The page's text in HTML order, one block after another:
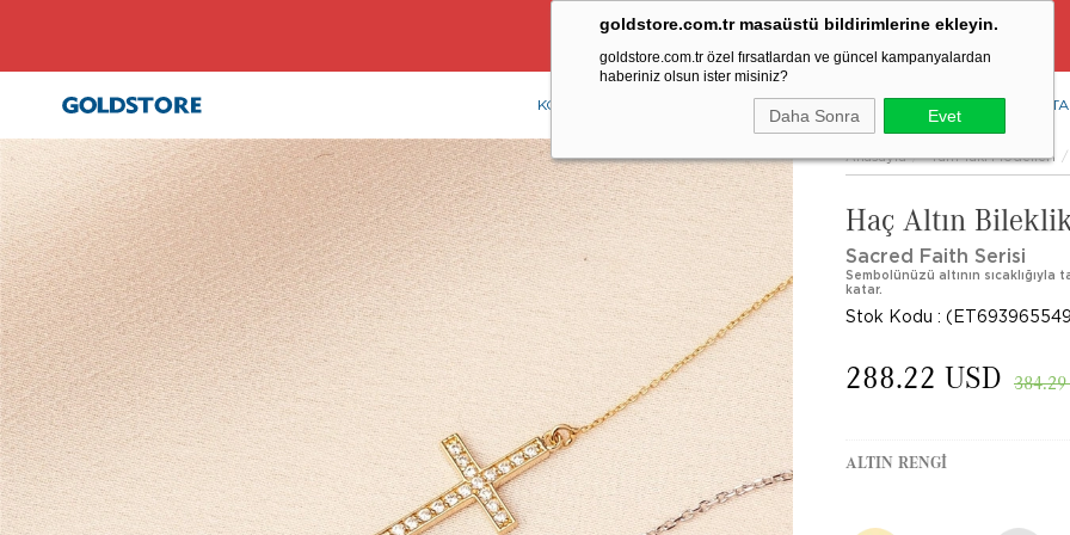
goldstore.com.tr masaüstü bildirimlerine ekleyin.
goldstore.com.tr özel fırsatlardan ve güncel kampanyalardan
haberiniz olsun ister misiniz?
Daha Sonra Evet
Ücretsiz Aynı Gün Kargo Fırsatı
KOLYE BİLEKLİK RENKLİ TAŞLAR PIRLANTA
Anasayfa Tüm Takı Modelleri
Haç Altın
Sacred Faith Serisi
Sembolünüzü altının sıcaklığıyla
katar.
Stok Kodu
384.29
288.22 USD
ALTIN RENGI